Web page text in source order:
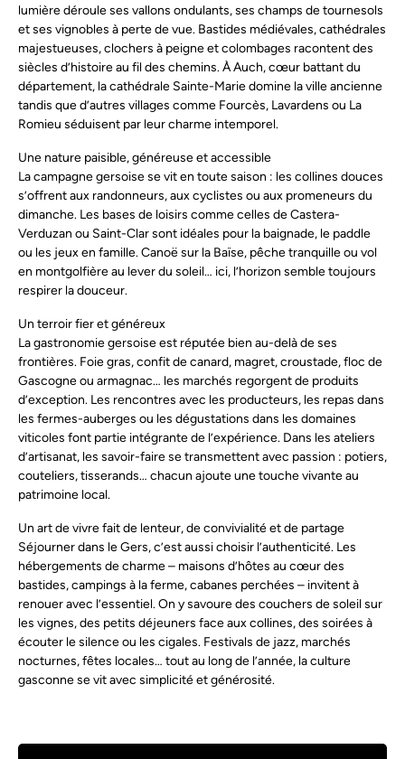
lumière déroule ses vallons ondulants, ses champs de tournesols
et ses vignobles à perte de vue. Bastides médiévales, cathédrales
majestueuses, clochers à peigne et colombages racontent des
siècles d’histoire au fil des chemins. À Auch, cœur battant du
département, la cathédrale Sainte-Marie domine la ville ancienne
tandis que d’autres villages comme Fourcès, Lavardens ou La
Romieu séduisent par leur charme intemporel.
Une nature paisible, généreuse et accessible
La campagne gersoise se vit en toute saison : les collines douces
s’offrent aux randonneurs, aux cyclistes ou aux promeneurs du
dimanche. Les bases de loisirs comme celles de Castera-
Verduzan ou Saint-Clar sont idéales pour la baignade, le paddle
ou les jeux en famille. Canoë sur la Baïse, pêche tranquille ou vol
en montgolfière au lever du soleil… ici, l’horizon semble toujours
respirer la douceur.
Un terroir fier et généreux
La gastronomie gersoise est réputée bien au-delà de ses
frontières. Foie gras, confit de canard, magret, croustade, floc de
Gascogne ou armagnac… les marchés regorgent de produits
d’exception. Les rencontres avec les producteurs, les repas dans
les fermes-auberges ou les dégustations dans les domaines
viticoles font partie intégrante de l’expérience. Dans les ateliers
d’artisanat, les savoir-faire se transmettent avec passion : potiers,
couteliers, tisserands… chacun ajoute une touche vivante au
patrimoine local.
Un art de vivre fait de lenteur, de convivialité et de partage
Séjourner dans le Gers, c’est aussi choisir l’authenticité. Les
hébergements de charme – maisons d’hôtes au cœur des
bastides, campings à la ferme, cabanes perchées – invitent à
renouer avec l’essentiel. On y savoure des couchers de soleil sur
les vignes, des petits déjeuners face aux collines, des soirées à
écouter le silence ou les cigales. Festivals de jazz, marchés
nocturnes, fêtes locales… tout au long de l’année, la culture
gasconne se vit avec simplicité et générosité.